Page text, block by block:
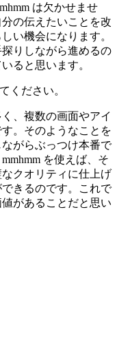
は欠かせませ
の伝えたいことを改
い機会になります。
りしながら進めるの
ると思います。
ください。
、複数の画面やアイ
。そのようなことを
がらぶっつけ本番で
を使えば、そ
クオリティに仕上げ
きるのです。これで
があることだと思い